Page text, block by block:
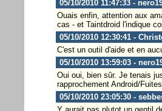
05/10/2010 11:47:33 -
Ouais enfin, attention aux
cas - et Taintdroid l'indique
05/10/2010 12:30:41 -
C'est un outil d'aide et en
05/10/2010 13:59:03 -
Oui oui, bien sûr. Je tenais
rapprochement Android/
05/10/2010 23:05:30 -